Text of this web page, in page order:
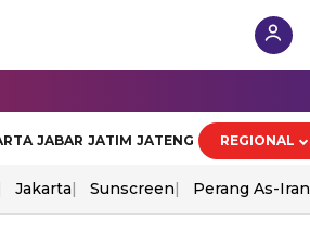
JABAR JATIM JATENG REGIONAL
Jakarta Sunscreen Perang As-Iran